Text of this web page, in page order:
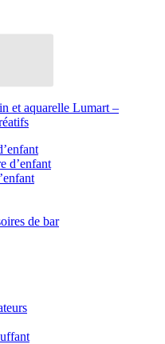
et aquarelle Lumart –
d’enfant
de bar